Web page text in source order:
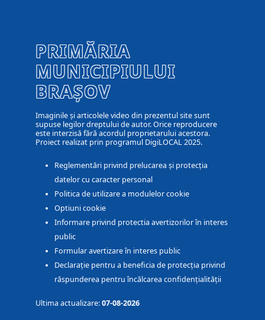
PRIMĂRIA
MUNICIPIULUI
BRAȘOV
Imaginile și articolele video din prezentul site sunt
supuse legilor dreptului de autor. Orice reproducere
este interzisă fără acordul proprietarului acestora.
Proiect realizat prin programul DigiLOCAL 2025.
Reglementări privind prelucarea și protecția
datelor cu caracter personal
Politica de utilizare a modulelor cookie
Optiuni cookie
Informare privind protectia avertizorilor în interes
public
Formular avertizare în interes public
Declarație pentru a beneficia de protecția privind
răspunderea pentru încălcarea confidențialității
Ultima actualizare:07-08-2026